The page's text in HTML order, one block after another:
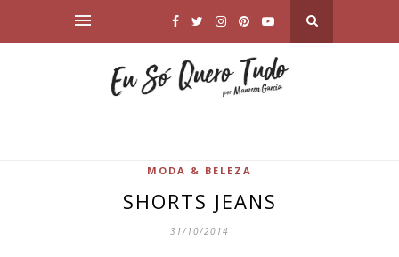
MODA & BELEZA
SHORTS JEANS
31/10/2014